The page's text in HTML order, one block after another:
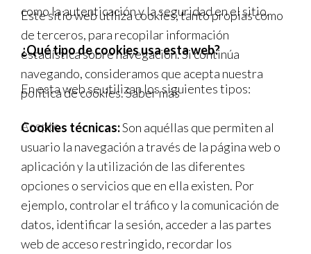
Este sitio web utiliza cookies, tanto propias como
de terceros, para recopilar información
estadística sobre navegación. Si continúa
navegando, consideramos que acepta nuestra
política de cookies.Saber más
Acepto
como la autenticación y la seguridad en el sitio.
¿Qué tipo de cookies usa esta web?
En esta web se utilizan los siguientes tipos:
Cookies técnicas:Son aquéllas que permiten al
usuario la navegación a través de la página web o
aplicación y la utilización de las diferentes
opciones o servicios que en ella existen. Por
ejemplo, controlar el tráfico y la comunicación de
datos, identificar la sesión, acceder a las partes
web de acceso restringido, recordar los